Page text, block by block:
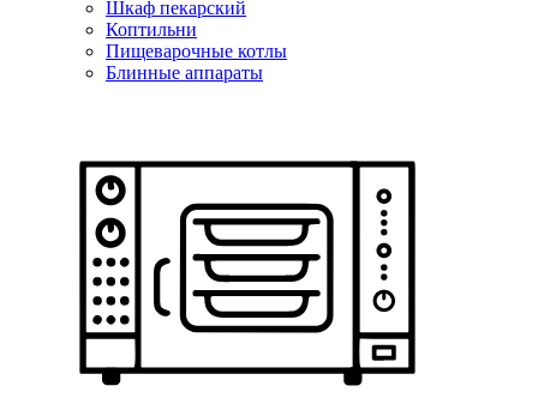
Шкаф пекарский
Коптильни
Пищеварочные котлы
Блинные аппараты